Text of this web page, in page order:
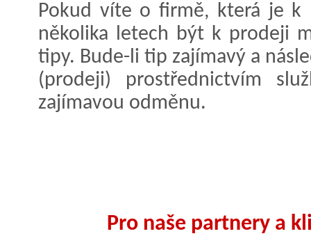
Pokud víte o firmě, která je
několika letech být k prodeji
tipy. Bude-li tip zajímavý a
(prodeji) prostřednictvím
zajímavou odměnu.
Pro naše partnery a